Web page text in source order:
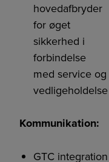
hovedafbryder
for øget
sikkerhed i
forbindelse
med service og
vedligeholdelse
Kommunikation:
GTC integration